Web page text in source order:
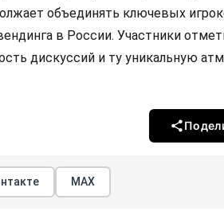
объединять ключевых
в России. Участники
дискуссий и ту уникальную
МАХ